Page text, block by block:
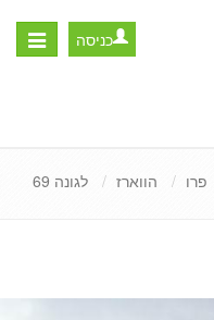
Toggle
כניסה
פרו הווארז לגונה 69